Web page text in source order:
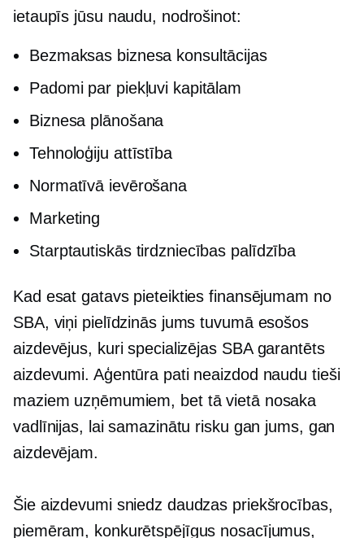
ietaupīs jūsu naudu, nodrošinot:
Bezmaksas biznesa konsultācijas
Padomi par piekļuvi kapitālam
Biznesa plānošana
Tehnoloģiju attīstība
Normatīvā ievērošana
Marketing
Starptautiskās tirdzniecības palīdzība
Kad esat gatavs pieteikties finansējumam no
SBA, viņi pielīdzinās jums tuvumā esošos
aizdevējus, kuri specializējas SBA garantēts
aizdevumi. Aģentūra pati neaizdod naudu tieši
maziem uzņēmumiem, bet tā vietā nosaka
vadlīnijas, lai samazinātu risku gan jums, gan
aizdevējam.
Šie aizdevumi sniedz daudzas priekšrocības,
piemēram, konkurētspējīgus nosacījumus,